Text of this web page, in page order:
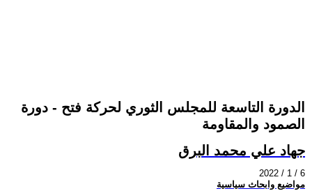
الدورة التاسعة للمجلس الثوري لحركة فتح - دورة
الصمود والمقاومة
جهاد علي محمد البرق
2022 / 1 / 6
مواضيع وابحاث سياسية